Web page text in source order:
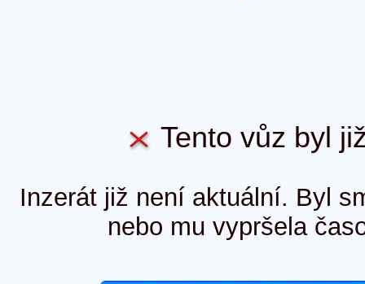
Tento vůz byl
Inzerát již není aktuální. Byl
nebo mu vypršela